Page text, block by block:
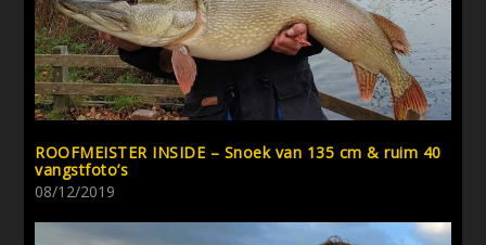
ROOFMEISTER INSIDE – Snoek van 135 cm & ruim 40
vangstfoto’s
08/12/2019